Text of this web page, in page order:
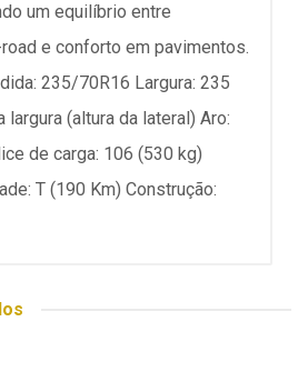
um equilíbrio entre
e conforto em pavimentos.
235/70R16 Largura: 235
largura (altura da lateral) Aro:
de carga: 106 (530 kg)
T (190 Km) Construção: